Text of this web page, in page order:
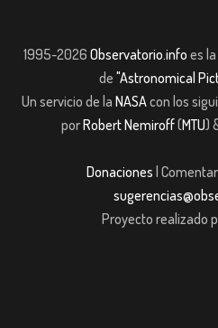
1995-2026 Observatorio.info es la
de "Astronomical
Un servicio de la NASAcon los
porRobert Nemiroff(MTU)
Donaciones |
Proyecto realizado